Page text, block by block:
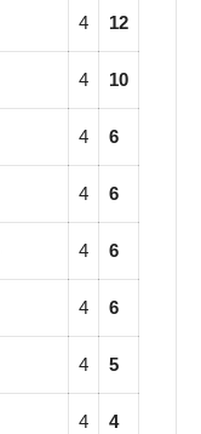
4 12
4 10
4 6
4 6
4 6
4 6
4 5
4 4